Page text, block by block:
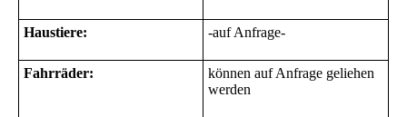
Haustiere: -auf Anfrage-
Fahrräder:
können auf Anfrage geliehen
werden